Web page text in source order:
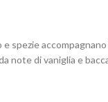
spezie
di vaniglia e